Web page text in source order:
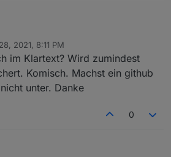
alles gut.
Abfrage meines KIAs zum testen per
gemacht und mir schon gedacht,
kein Adapter ;-)
kannst Du du in den Einstellungen
Passwort auch verschlüsselt abbilden
dieses nicht im Klartext lesen kann.
Job!
2021, 8:11 PM
im Klartext? Wird zumindest
Komisch. Machst ein github
unter. Danke
0